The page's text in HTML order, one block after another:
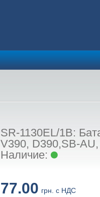
SR-1130EL/1B:
V390, D390,SB-
Наличие:
77.00 грн. с НДС